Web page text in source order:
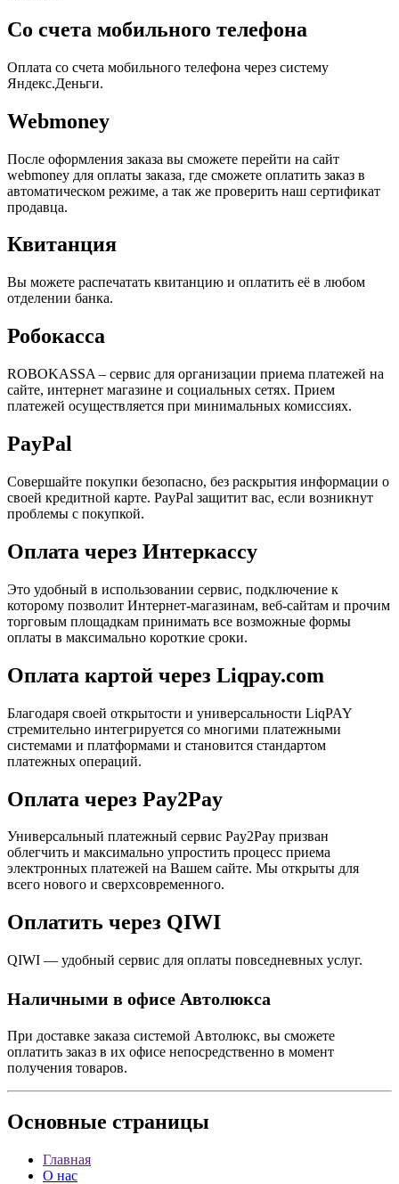
Со счета мобильного телефона
Оплата со счета мобильного телефона через систему
Яндекс.Деньги.
Webmoney
После оформления заказа вы сможете перейти на сайт
webmoney для оплаты заказа, где сможете оплатить заказ в
автоматическом режиме, а так же проверить наш сертификат
продавца.
Квитанция
Вы можете распечатать квитанцию и оплатить её в любом
отделении банка.
Робокасса
ROBOKASSA – сервис для организации приема платежей на
сайте, интернет магазине и социальных сетях. Прием
платежей осуществляется при минимальных комиссиях.
PayPal
Совершайте покупки безопасно, без раскрытия информации о
своей кредитной карте. PayPal защитит вас, если возникнут
проблемы с покупкой.
Оплата через Интеркассу
Это удобный в использовании сервис, подключение к
которому позволит Интернет-магазинам, веб-сайтам и прочим
торговым площадкам принимать все возможные формы
оплаты в максимально короткие сроки.
Оплата картой через Liqpay.com
Благодаря своей открытости и универсальности LiqPAY
стремительно интегрируется со многими платежными
системами и платформами и становится стандартом
платежных операций.
Оплата через Pay2Pay
Универсальный платежный сервис Pay2Pay призван
облегчить и максимально упростить процесс приема
электронных платежей на Вашем сайте. Мы открыты для
всего нового и сверхсовременного.
Оплатить через QIWI
QIWI — удобный сервис для оплаты повседневных услуг.
Наличными в офисе Автолюкса
При доставке заказа системой Автолюкс, вы сможете
оплатить заказ в их офисе непосредственно в момент
получения товаров.
Основные страницы
Главная
О нас